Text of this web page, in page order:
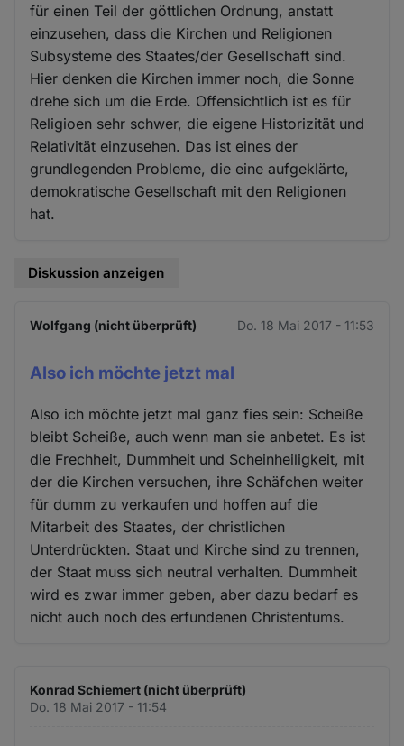
für einen Teil der göttlichen Ordnung, anstatt
einzusehen, dass die Kirchen und Religionen
Subsysteme des Staates/der Gesellschaft sind.
Hier denken die Kirchen immer noch, die Sonne
drehe sich um die Erde. Offensichtlich ist es für
Religioen sehr schwer, die eigene Historizität und
Relativität einzusehen. Das ist eines der
grundlegenden Probleme, die eine aufgeklärte,
demokratische Gesellschaft mit den Religionen
hat.
Diskussion anzeigen
Wolfgang (nicht überprüft) Do. 18 Mai 2017 - 11:53
Also ich möchte jetzt mal
Also ich möchte jetzt mal ganz fies sein: Scheiße
bleibt Scheiße, auch wenn man sie anbetet. Es ist
die Frechheit, Dummheit und Scheinheiligkeit, mit
der die Kirchen versuchen, ihre Schäfchen weiter
für dumm zu verkaufen und hoffen auf die
Mitarbeit des Staates, der christlichen
Unterdrückten. Staat und Kirche sind zu trennen,
der Staat muss sich neutral verhalten. Dummheit
wird es zwar immer geben, aber dazu bedarf es
nicht auch noch des erfundenen Christentums.
Konrad Schiemert (nicht überprüft)
Do. 18 Mai 2017 - 11:54